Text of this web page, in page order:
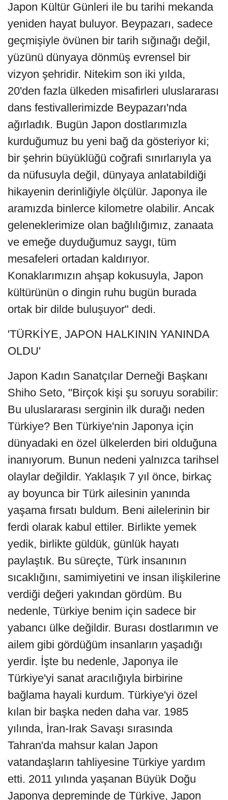
Japon Kültür Günleri ile bu tarihi mekanda
yeniden hayat buluyor. Beypazarı, sadece
geçmişiyle övünen bir tarih sığınağı değil,
yüzünü dünyaya dönmüş evrensel bir
vizyon şehridir. Nitekim son iki yılda,
20'den fazla ülkeden misafirleri uluslararası
dans festivallerimizde Beypazarı'nda
ağırladık. Bugün Japon dostlarımızla
kurduğumuz bu yeni bağ da gösteriyor ki;
bir şehrin büyüklüğü coğrafi sınırlarıyla ya
da nüfusuyla değil, dünyaya anlatabildiği
hikayenin derinliğiyle ölçülür. Japonya ile
aramızda binlerce kilometre olabilir. Ancak
geleneklerimize olan bağlılığımız, zanaata
ve emeğe duyduğumuz saygı, tüm
mesafeleri ortadan kaldırıyor.
Konaklarımızın ahşap kokusuyla, Japon
kültürünün o dingin ruhu bugün burada
ortak bir dilde buluşuyor" dedi.
'TÜRKİYE, JAPON HALKININ YANINDA
OLDU'
Japon Kadın Sanatçılar Derneği Başkanı
Shiho Seto, "Birçok kişi şu soruyu sorabilir:
Bu uluslararası serginin ilk durağı neden
Türkiye? Ben Türkiye'nin Japonya için
dünyadaki en özel ülkelerden biri olduğuna
inanıyorum. Bunun nedeni yalnızca tarihsel
olaylar değildir. Yaklaşık 7 yıl önce, birkaç
ay boyunca bir Türk ailesinin yanında
yaşama fırsatı buldum. Beni ailelerinin bir
ferdi olarak kabul ettiler. Birlikte yemek
yedik, birlikte güldük, günlük hayatı
paylaştık. Bu süreçte, Türk insanının
sıcaklığını, samimiyetini ve insan ilişkilerine
verdiği değeri yakından gördüm. Bu
nedenle, Türkiye benim için sadece bir
yabancı ülke değildir. Burası dostlarımın ve
ailem gibi gördüğüm insanların yaşadığı
yerdir. İşte bu nedenle, Japonya ile
Türkiye'yi sanat aracılığıyla birbirine
bağlama hayali kurdum. Türkiye'yi özel
kılan bir başka neden daha var. 1985
yılında, İran-Irak Savaşı sırasında
Tahran'da mahsur kalan Japon
vatandaşların tahliyesine Türkiye yardım
etti. 2011 yılında yaşanan Büyük Doğu
Japonya depreminde de Türkiye, Japon